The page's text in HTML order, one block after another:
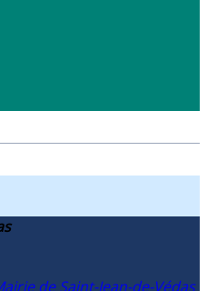
de Saint-Jean-de-Védas